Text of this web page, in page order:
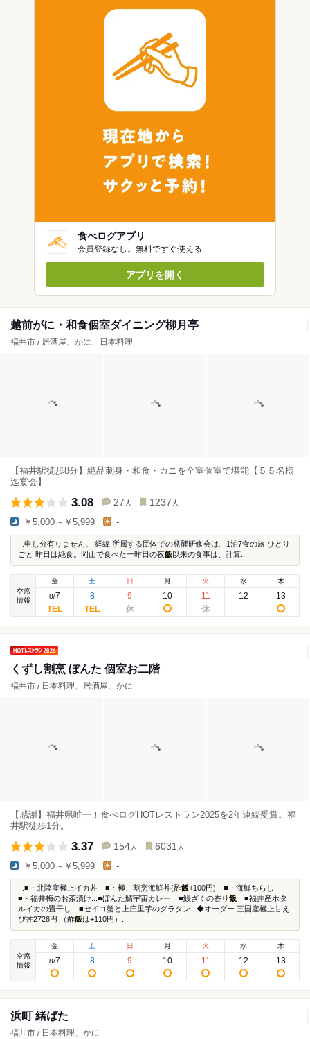
食べログアプリ
会員登録なし。無料ですぐ使える
アプリを開く
越前がに・和食個室ダイニング柳月亭
福井市 / 居酒屋、かに、日本料理
【福井駅徒歩8分】絶品刺身・和食・カニを全室個室で堪能【５５名様
迄宴会】
3.08 27 人 1237 人
￥5,000～￥5,999 -
...申し分有りません。 経緯 所属する団体での発酵研修会は、1泊7食の旅 ひとり
ごと 昨日は絶食。岡山で食べた一昨日の夜飯 以来の食事は、計算...
空席
情報
金
8/7
土
8
日
9
月
10
火
11
水
12
木
13
くずし割烹 ぼんた 個室お二階
福井市 / 日本料理、居酒屋、かに
【感謝】福井県唯一！食べログHOTレストラン2025を2年連続受賞。福
井駅徒歩1分。
3.37 154 人 6031 人
￥5,000～￥5,999 -
...■・北陸産極上イカ丼 ■・極、割烹海鮮丼(酢飯+100円) ■・海鮮ちらし
■・福井梅のお茶漬け...■ぼんた鯖宇宙カレー ■鰻ざくの香り飯 ■福井産ホタ
ルイカの畳干し ■セイコ蟹と上庄里芋のグラタン...◆オーダー 三国産極上甘え
び丼2728円 （酢飯は+110円）...
空席
情報
金
8/7
土
8
日
9
月
10
火
11
水
12
木
13
浜町 緒ばた
福井市 / 日本料理、かに